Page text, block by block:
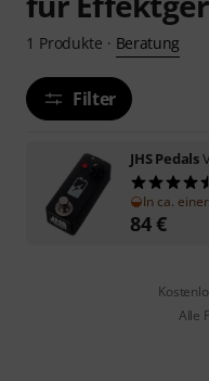
1 Produkte · Beratung
Filter
JHS Pedals
In ca.
84€
Alle